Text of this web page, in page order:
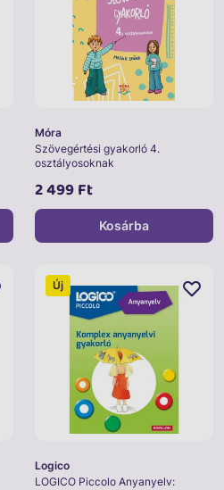
Móra
Szövegértési gyakorló 4.
osztályosoknak
2 499 Ft
Kosárba
Logico
LOGICO Piccolo Anyanyelv:
Új